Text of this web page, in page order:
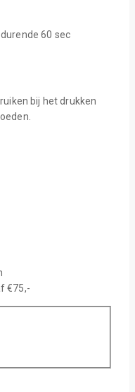
60 sec
bij het drukken
€75,-